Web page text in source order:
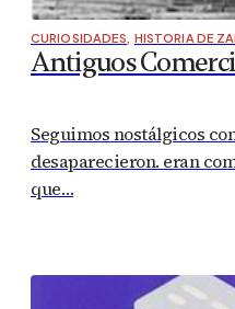
CURIOSIDADES, HISTORIA DE
Antiguos
Seguimos nostálgicos
desaparecieron. eran
que…